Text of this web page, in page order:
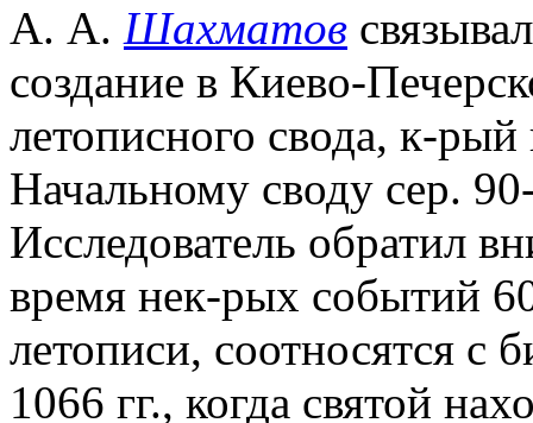
А. А. Шахматов
создание в Киево-
летописного свода, к-
Начальному своду сер.
Исследователь обратил
время нек-рых событий
летописи, соотносятся с
1066 гг., когда святой